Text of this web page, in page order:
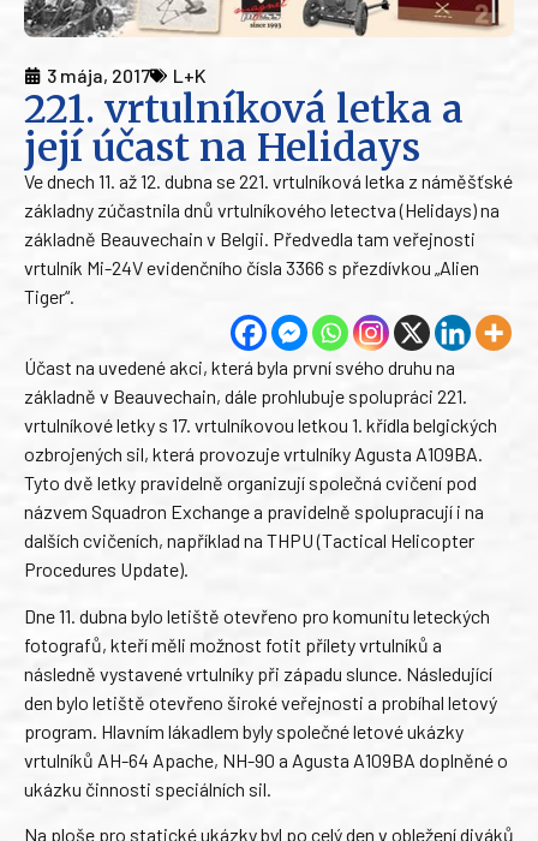
3 mája, 2017 L+K
221. vrtulníková letka a
její účast na Helidays
Ve dnech 11. až 12. dubna se 221. vrtulníková letka z náměšťské
základny zúčastnila dnů vrtulníkového letectva (Helidays) na
základně Beauvechain v Belgii. Předvedla tam veřejnosti
vrtulník Mi-24V evidenčního čísla 3366 s přezdívkou „Alien
Tiger“.
Účast na uvedené akci, která byla první svého druhu na
základně v Beauvechain, dále prohlubuje spolupráci 221.
vrtulníkové letky s 17. vrtulníkovou letkou 1. křídla belgických
ozbrojených sil, která provozuje vrtulníky Agusta A109BA.
Tyto dvě letky pravidelně organizují společná cvičení pod
názvem Squadron Exchange a pravidelně spolupracují i na
dalších cvičeních, například na THPU (Tactical Helicopter
Procedures Update).
Dne 11. dubna bylo letiště otevřeno pro komunitu leteckých
fotografů, kteří měli možnost fotit přílety vrtulníků a
následně vystavené vrtulníky při západu slunce. Následující
den bylo letiště otevřeno široké veřejnosti a probíhal letový
program. Hlavním lákadlem byly společné letové ukázky
vrtulníků AH-64 Apache, NH-90 a Agusta A109BA doplněné o
ukázku činnosti speciálních sil.
Na ploše pro statické ukázky byl po celý den v obležení diváků